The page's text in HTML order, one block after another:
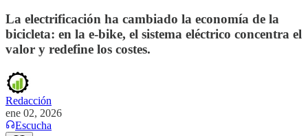
La electrificación ha cambiado la economía de la
bicicleta: en la e-bike, el sistema eléctrico concentra el
valor y redefine los costes.
Redacción
ene 02, 2026
Escucha